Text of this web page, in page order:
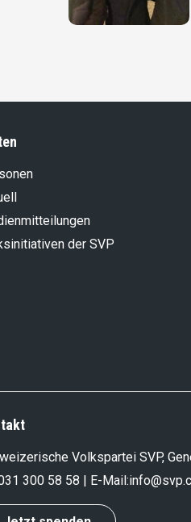
der SVP
Volkspartei SVP,
300 58 58 | E-Mail: